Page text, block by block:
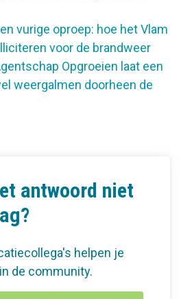
vurige oproep: hoe het Vlam
voor de brandweer
Opgroeien laat een
weergalmen doorheen de
antwoord niet
helpen je
de community.